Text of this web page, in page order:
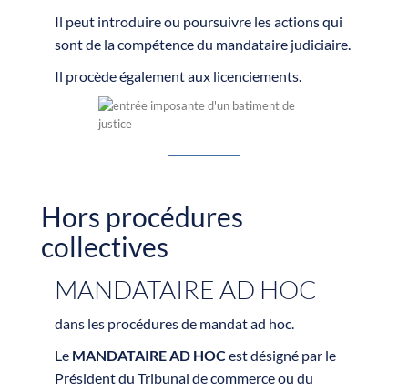
Il peut introduire ou poursuivre les actions qui
sont de la compétence du mandataire judiciaire.
Il procède également aux licenciements.
Hors procédures
collectives
MANDATAIRE AD HOC
dans les procédures de mandat ad hoc.
Le MANDATAIRE AD HOCest désigné par le
Président du Tribunal de commerce ou du